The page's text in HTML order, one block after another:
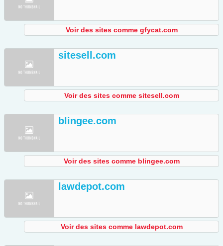
Voir des sites comme gfycat.com
sitesell.com
Voir des sites comme sitesell.com
blingee.com
Voir des sites comme blingee.com
lawdepot.com
Voir des sites comme lawdepot.com